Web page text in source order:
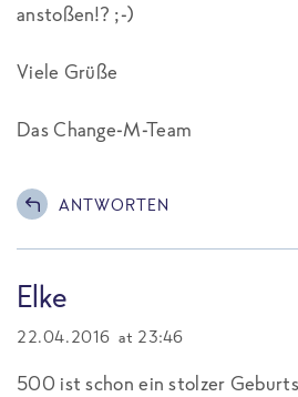
anstoßen!? ;-)
Viele Grüße
Das Change-M-Team
ANTWORTEN
Elke
22.04.2016 at 23:46
500 ist schon ein stolzer